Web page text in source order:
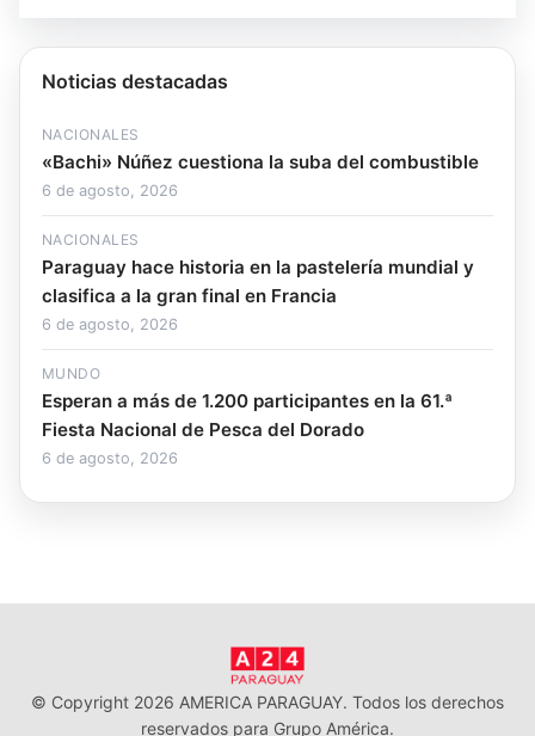
Noticias destacadas
NACIONALES
«Bachi» Núñez cuestiona la suba del combustible
6 de agosto, 2026
NACIONALES
Paraguay hace historia en la pastelería mundial y
clasifica a la gran final en Francia
6 de agosto, 2026
MUNDO
Esperan a más de 1.200 participantes en la 61.ª
Fiesta Nacional de Pesca del Dorado
6 de agosto, 2026
© Copyright 2026 AMERICA PARAGUAY. Todos los derechos
reservados para Grupo América.